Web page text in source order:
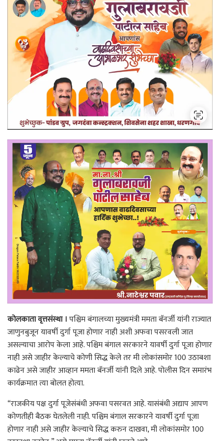
कोलकाता वृत्तसंस्था ।पश्चिम बंगालच्या मुख्यमंत्री ममता बॅनर्जी यांनी राज्यात
जाणुनबुजून यावर्षी दुर्गा पूजा होणार नाही अशी अफवा पसरवली जात
असल्याचा आरोप केला आहे. पश्चिम बंगाल सरकारने यावर्षी दुर्गा पूजा होणार
नाही असे जाहीर केल्याचे कोणी सिद्ध केले तर मी लोकांसमोर 100 उठाबशा
काढेन असे जाहीर आव्हान ममता बॅनर्जी यांनी दिले आहे. पोलीस दिन समारंभ
कार्यक्रमात त्या बोलत होत्या.
“राजकीय पक्ष दुर्गा पूजेसंबंधी अफवा पसरवत आहे. यासंबंधी अद्याप आपण
कोणतीही बैठक घेतलेली नाही. पश्चिम बंगाल सरकारने यावर्षी दुर्गा पूजा
होणार नाही असे जाहीर केल्याचे सिद्ध करुन दाखवा, मी लोकांसमोर 100